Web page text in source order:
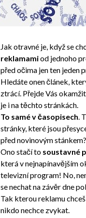
Jak otravné je, když se
reklamamiod jednoho
před očima jen ten jeden
Hledáte onen článek,
ztrácí. Přejde Vás
je i na těchto stránkách.
To samé v časopisech.
stránky, které jsou
před novinovým
Ono stačí to soustavné
která v nejnapínavějším
televizní program! No,
se nechat na závěr dne
Tak kterou reklamu
nikdo nechce zvykat.